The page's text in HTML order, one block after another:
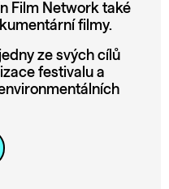
Film Network také
filmy.
ze svých cílů
festivalu a